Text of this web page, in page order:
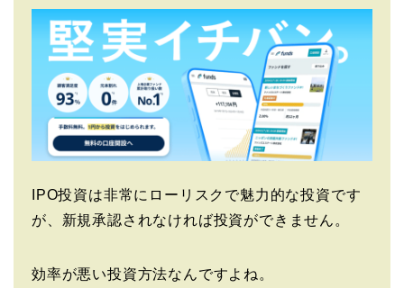
IPO投資は非常にローリスクで魅力的な投資です
が、新規承認されなければ投資ができません。
効率が悪い投資方法なんですよね。